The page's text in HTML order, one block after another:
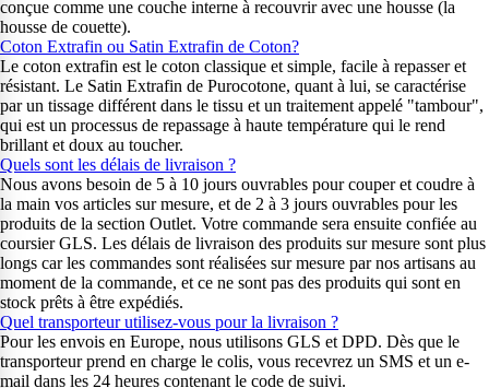
conçue comme une couche interne à recouvrir avec une housse (la
housse de couette).
Coton Extrafin ou Satin Extrafin de Coton?
Le coton extrafin est le coton classique et simple, facile à repasser et
résistant. Le Satin Extrafin de Purocotone, quant à lui, se caractérise
par un tissage différent dans le tissu et un traitement appelé "tambour",
qui est un processus de repassage à haute température qui le rend
brillant et doux au toucher.
Quels sont les délais de livraison ?
Nous avons besoin de 5 à 10 jours ouvrables pour couper et coudre à
la main vos articles sur mesure, et de 2 à 3 jours ouvrables pour les
produits de la section Outlet. Votre commande sera ensuite confiée au
coursier GLS. Les délais de livraison des produits sur mesure sont plus
longs car les commandes sont réalisées sur mesure par nos artisans au
moment de la commande, et ce ne sont pas des produits qui sont en
stock prêts à être expédiés.
Quel transporteur utilisez-vous pour la livraison ?
Pour les envois en Europe, nous utilisons GLS et DPD. Dès que le
transporteur prend en charge le colis, vous recevrez un SMS et un e-
mail dans les 24 heures contenant le code de suivi.